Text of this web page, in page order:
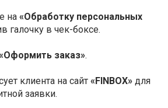
на «Обработку персональных
галочку в чек-боксе.
заказ».
клиента на сайт «FINBOX» для
заявки.